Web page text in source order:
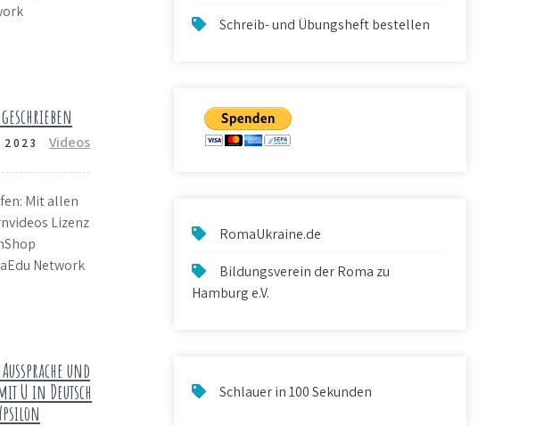
2023 Videos
Mit allen
Lizenz
Network
und
U in Deutsch
Schreib- und Übungsheft bestellen
RomaUkraine.de
Bildungsverein der Roma zu
Hamburg e.V.
Schlauer in 100 Sekunden